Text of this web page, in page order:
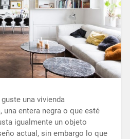
una vivienda
entera negra o que esté
igualmente un objeto
actual, sin embargo lo que